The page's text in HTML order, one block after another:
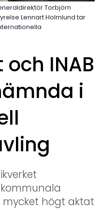
Torbjörn
Lennart Holmlund tar
INAB
i
mycket högt aktat